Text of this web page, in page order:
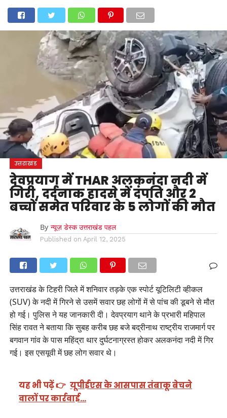
अल्मोड़ाउत्तरकाशीउधम सिंह नगर चंपावतचमोलीटिहरी गढ़वाल
नैनीतालपिथौरागढ़ पौड़ी गढ़वालबागेश्वररुद्रप्रयाग हरिद्वार देशदुनिया
उत्तराखंड
देवप्रयाग में THAR अलकनंदा नदी में
गिरी, दर्दनाक हादसे में दंपति और 2
बच्चों समेत परिवार के 5 लोगों की मौत
By न्यूज़ डेस्क उत्तराखंड पहल
Published on April 12, 2025
उत्तराखंड के टिहरी जिले में शनिवार तड़के एक स्पोर्ट यूटिलिटी व्हीकल
(SUV) के नदी में गिरने से उसमें सवार छह लोगों में से पांच की डूबने से मौत
हो गई। पुलिस ने यह जानकारी दी। देवप्रयाग थाने के प्रभारी महिपाल
सिंह रावत ने बताया कि सुबह करीब छह बजे बद्रीनाथ राष्ट्रीय राजमार्ग पर
बगवान गांव के पास महिंद्रा थार दुर्घटनाग्रस्त होकर अलकनंदा नदी में गिर
गई। इस एसयूवी में छह लोग सवार थे।
यह भी पढ़ें 👉 यूपीईएस के आसपास तंबाकू बेचने
वालों पर कार्रवाई…